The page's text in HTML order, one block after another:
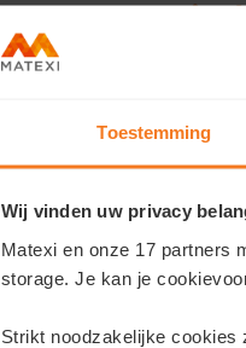
Toestemming
Wij vinden uw privacy
Matexi en onze 17 partners
storage. Je kan je
Strikt noodzakelijke cookies